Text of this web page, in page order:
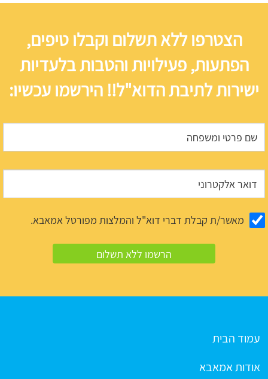
הצטרפו ללא תשלום וקבלו טיפים,
הפתעות, פעילויות והטבות בלעדיות
ישירות לתיבת הדוא"ל!! הירשמו עכשיו:
מאשר/ת קבלת דברי דוא"ל והמלצות מפורטל אמאבא.
עמוד הבית
אודות אמאבא